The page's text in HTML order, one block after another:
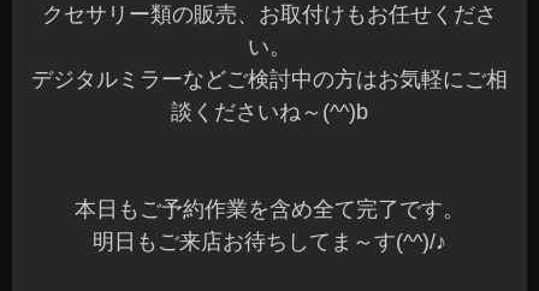
クセサリー類の販売、お取付けもお任せくださ
い。
デジタルミラーなどご検討中の方はお気軽にご相
談くださいね～(^^)b
本日もご予約作業を含め全て完了です。
明日もご来店お待ちしてま～す(^^)/♪